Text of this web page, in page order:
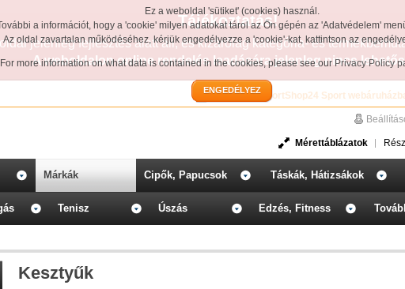
Ez a weboldal 'sütiket' (cookies) használ.
a információt, hogy a 'cookie' milyen adatokat tárol az Ön gépén az 'Adatvédelem'
Az oldal zavartalan működéséhez, kérjük engedélyezze a 'cookie'-kat, kattintson az
more information on what data is contained in the cookies, please see ourPrivacy Policy
ENGEDÉLYEZ
Tájékoztatás!
jelenleg fejlesztés alatt áll, és kizárólag kategória- és
A weboldalon online rendelés leadására jelenleg nincs
Üdvözöljük a SportShop24 Sport
Mérettáblázatok
Márkák Cipők, Papucsok Táskák, Hátizsákok
Tenisz Úszás Edzés, Fitness
Kesztyűk